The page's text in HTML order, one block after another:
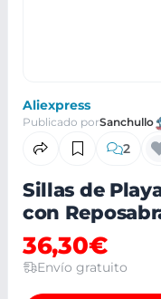
Aliexpress
Publicado porSanchullo
2
Sillas de
con
36,30€
Envío gratuito